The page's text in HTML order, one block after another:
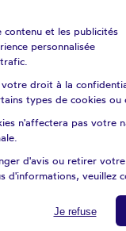
bouc
jaumegarde
de-mézoargues
maries-de-la-mer
les-vallons
contenu et les publicités
personnalisée
votre droit à la
types de cookies ou
n'affectera pas votre
d'avis ou retirer
d'informations, veuillez
Je refuse